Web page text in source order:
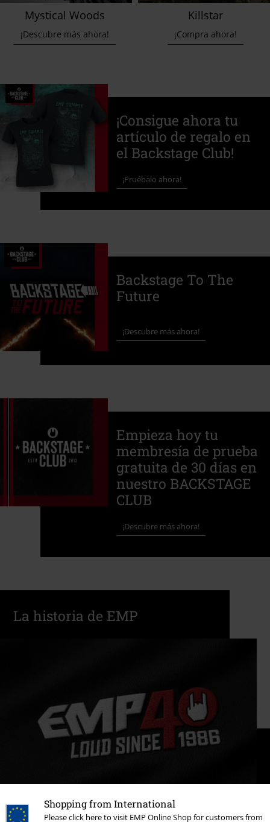
Shopping from International
Please click here to visit EMP Online Shop for customers from
Mystical Woods
¡Descubre más ahora!
Killstar
¡Compra ahora!
¡Consigue ahora tu
artículo de regalo en
el Backstage Club!
¡Pruébalo ahora!
Backstage To The
Future
¡Descubre más ahora!
Empieza hoy tu
membresía de prueba
gratuita de 30 días en
nuestro BACKSTAGE
CLUB
¡Descubre más ahora!
La historia de EMP